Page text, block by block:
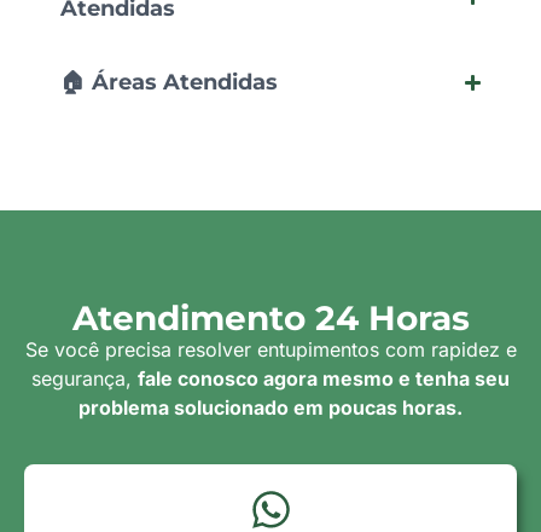
Atendidas
🏠 Áreas Atendidas
Atendimento 24 Horas
Se você precisa resolver entupimentos com rapidez e
segurança, fale conosco agora mesmo e tenha seu
problema solucionado em poucas horas.